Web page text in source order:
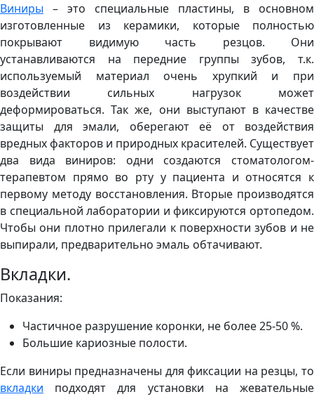
Виниры – это специальные пластины, в основном
изготовленные из керамики, которые полностью
покрывают видимую часть резцов. Они
устанавливаются на передние группы зубов, т.к.
используемый материал очень хрупкий и при
воздействии сильных нагрузок может
деформироваться. Так же, они выступают в качестве
защиты для эмали, оберегают её от воздействия
вредных факторов и природных красителей. Существует
два вида виниров: одни создаются стоматологом-
терапевтом прямо во рту у пациента и относятся к
первому методу восстановления. Вторые производятся
в специальной лаборатории и фиксируются ортопедом.
Чтобы они плотно прилегали к поверхности зубов и не
выпирали, предварительно эмаль обтачивают.
Вкладки.
Показания:
Частичное разрушение коронки, не более 25-50 %.
Большие кариозные полости.
Если виниры предназначены для фиксации на резцы, то
вкладки подходят для установки на жевательные